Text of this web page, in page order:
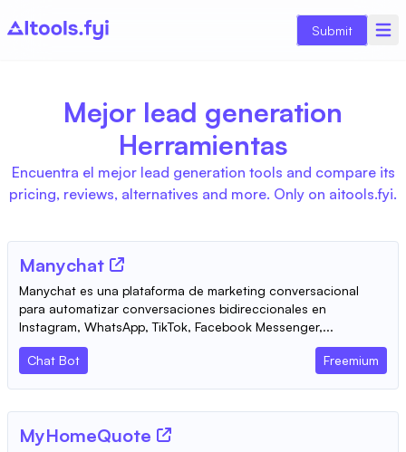
Submit
Mejor lead generation
Herramientas
Encuentra el mejor lead generation tools and compare its
pricing, reviews, alternatives and more. Only on aitools.fyi.
Manychat
Manychat es una plataforma de marketing conversacional
para automatizar conversaciones bidireccionales en
Instagram, WhatsApp, TikTok, Facebook Messenger,...
Chat Bot Freemium
MyHomeQuote